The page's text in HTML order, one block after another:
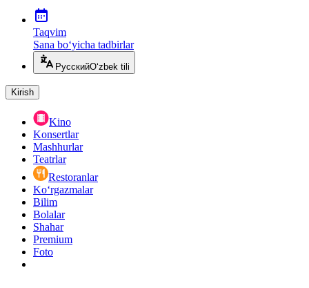
Taqvim
Sana bo‘yicha tadbirlar
РусскийO‘zbek tili
Kirish
Kino
Konsertlar
Mashhurlar
Teatrlar
Restoranlar
Ko‘rgazmalar
Bilim
Bolalar
Shahar
Premium
Foto